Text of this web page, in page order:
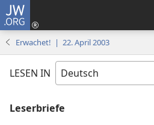
JW.ORG
Erwachet! | 22. April 2003
LESEN IN
Leserbriefe